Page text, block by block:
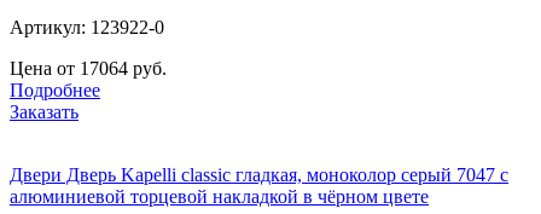
Артикул: 123922-0
Цена от 17064 руб.
Подробнее
Заказать
Двери Дверь Kapelli classic гладкая, моноколор серый 7047 с
алюминиевой торцевой накладкой в чёрном цвете